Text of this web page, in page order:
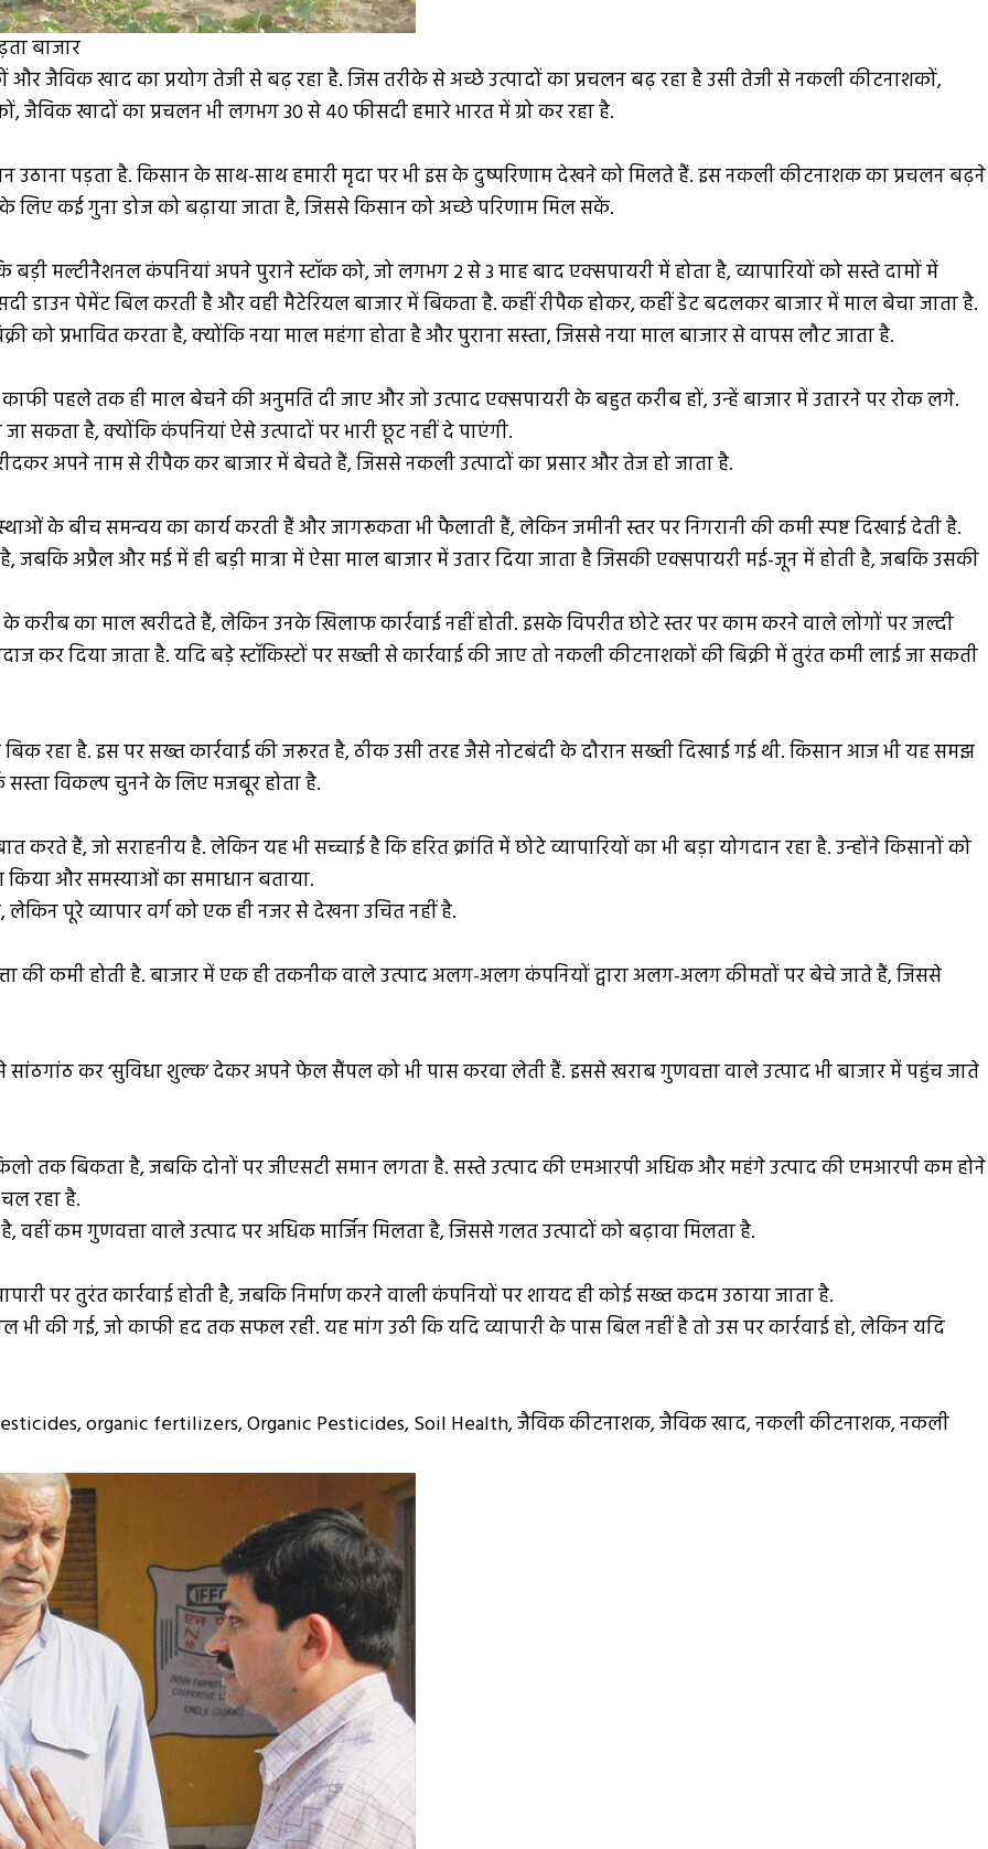
बाजार
जैविक खाद का प्रयोग तेजी से बढ़ रहा है. जिस तरीके से अच्छे उत्पादों का प्रचलन बढ़ रहा है उसी तेजी से नकली कीटनाशकों,
खादों का प्रचलन भी लगभग 30 से 40 फीसदी हमारे भारत में ग्रो कर रहा है.
उठाना पड़ता है. किसान के साथ-साथ हमारी मृदा पर भी इस के दुष्परिणाम देखने को मिलते हैं. इस नकली कीटनाशक का प्रचलन बढ़ने
के लिए कई गुना डोज को बढ़ाया जाता है, जिससे किसान को अच्छे परिणाम मिल सकें.
मल्टीनैशनल कंपनियां अपने पुराने स्टॉक को, जो लगभग 2 से 3 माह बाद एक्सपायरी में होता है, व्यापारियों को सस्ते दामों में
डाउन पेमेंट बिल करती है और वही मैटेरियल बाजार में बिकता है. कहीं रीपैक होकर, कहीं डेट बदलकर बाजार में माल बेचा जाता है.
को प्रभावित करता है, क्योंकि नया माल महंगा होता है और पुराना सस्ता, जिससे नया माल बाजार से वापस लौट जाता है.
पहले तक ही माल बेचने की अनुमति दी जाए और जो उत्पाद एक्सपायरी के बहुत करीब हों, उन्हें बाजार में उतारने पर रोक लगे.
सकता है, क्योंकि कंपनियां ऐसे उत्पादों पर भारी छूट नहीं दे पाएंगी.
अपने नाम से रीपैक कर बाजार में बेचते हैं, जिससे नकली उत्पादों का प्रसार और तेज हो जाता है.
के बीच समन्वय का कार्य करती हैं और जागरूकता भी फैलाती हैं, लेकिन जमीनी स्तर पर निगरानी की कमी स्पष्ट दिखाई देती है.
अप्रैल और मई में ही बड़ी मात्रा में ऐसा माल बाजार में उतार दिया जाता है जिसकी एक्सपायरी मई-जून में होती है, जबकि उसकी
के करीब का माल खरीदते हैं, लेकिन उनके खिलाफ कार्रवाई नहीं होती. इसके विपरीत छोटे स्तर पर काम करने वाले लोगों पर जल्दी
कर दिया जाता है. यदि बड़े स्टॉकिस्टों पर सख्ती से कार्रवाई की जाए तो नकली कीटनाशकों की बिक्री में तुरंत कमी लाई जा सकती
रहा है. इस पर सख्त कार्रवाई की जरूरत है, ठीक उसी तरह जैसे नोटबंदी के दौरान सख्ती दिखाई गई थी. किसान आज भी यह समझ
सस्ता विकल्प चुनने के लिए मजबूर होता है.
करते हैं, जो सराहनीय है. लेकिन यह भी सच्चाई है कि हरित क्रांति में छोटे व्यापारियों का भी बड़ा योगदान रहा है. उन्होंने किसानों को
किया और समस्याओं का समाधान बताया.
पूरे व्यापार वर्ग को एक ही नजर से देखना उचित नहीं है.
की कमी होती है. बाजार में एक ही तकनीक वाले उत्पाद अलग-अलग कंपनियों द्वारा अलग-अलग कीमतों पर बेचे जाते हैं, जिससे
कर ‘सुविधा शुल्क’ देकर अपने फेल सैंपल को भी पास करवा लेती हैं. इससे खराब गुणवत्ता वाले उत्पाद भी बाजार में पहुंच जाते
तक बिकता है, जबकि दोनों पर जीएसटी समान लगता है. सस्ते उत्पाद की एमआरपी अधिक और महंगे उत्पाद की एमआरपी कम होने
रहा है.
वहीं कम गुणवत्ता वाले उत्पाद पर अधिक मार्जिन मिलता है, जिससे गलत उत्पादों को बढ़ावा मिलता है.
पर तुरंत कार्रवाई होती है, जबकि निर्माण करने वाली कंपनियों पर शायद ही कोई सख्त कदम उठाया जाता है.
भी की गई, जो काफी हद तक सफल रही. यह मांग उठी कि यदि व्यापारी के पास बिल नहीं है तो उस पर कार्रवाई हो, लेकिन यदि
,organic fertilizers,Organic Pesticides,Soil Health,जैविक कीटनाशक,जैविक खाद,नकली कीटनाशक,नकली